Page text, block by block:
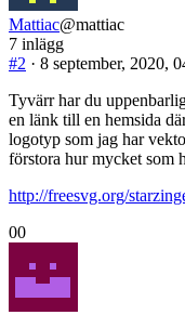
Mattiac@mattiac
7 inlägg
#2 · 8 september, 2020,
Tyvärr har du
en länk till en hemsida
logotyp som jag har
förstora hur mycket som
http://freesvg.org/
Klicka
tumme
0Klicka
tumme
upp.
0